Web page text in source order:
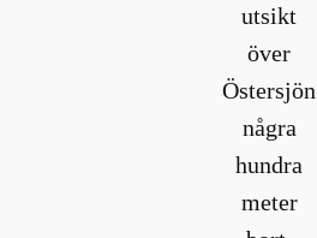
utsikt
över
Östersjön
några
hundra
meter